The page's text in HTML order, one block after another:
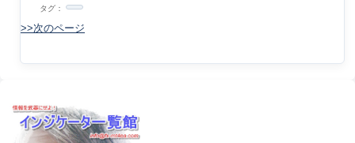
タグ：
>>次のページ